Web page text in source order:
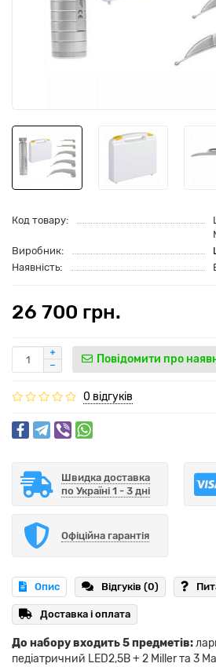
Код товару:
Виробник:
Наявність:
26 700 грн.
Повідомити про
0 відгуків
Швидка доставка
по Україні 1 - 3 дні
Офіційна гарантія
Опис Відгуків (0)
Доставка і оплата
До набору входить 5 предметів:
педіатричний LED2,5В + 2 Miller та 3